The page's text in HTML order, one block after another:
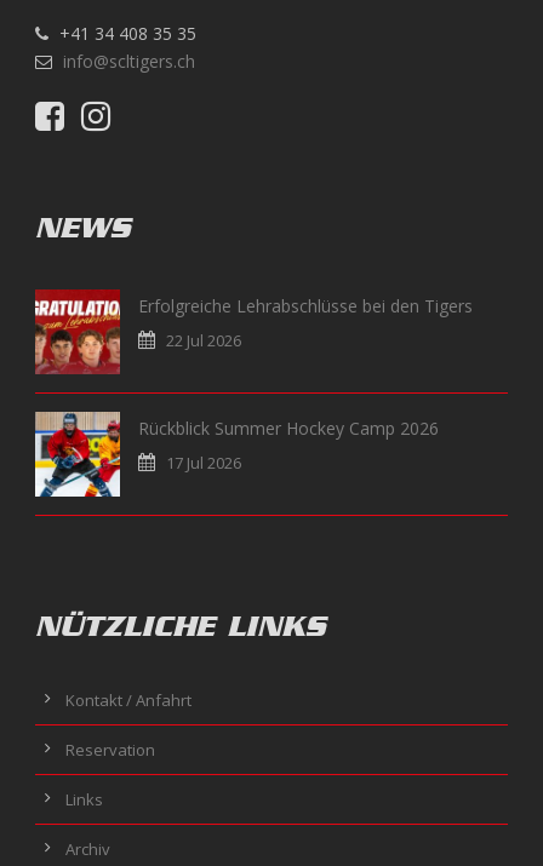
+41 34 408 35 35
info@scltigers.ch
NEWS
Erfolgreiche Lehrabschlüsse bei den Tigers
22 Jul 2026
Rückblick Summer Hockey Camp 2026
17 Jul 2026
NÜTZLICHE LINKS
Kontakt / Anfahrt
Reservation
Links
Archiv